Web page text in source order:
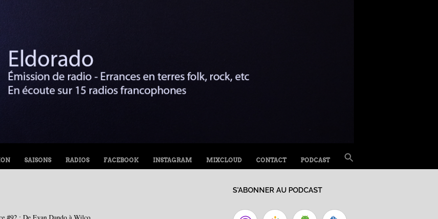
SAISONS RADIOS FACEBOOK INSTAGRAM MIXCLOUD CONTACT PODCAST
FOR:
Search Button
S'ABONNER AU PODCAST